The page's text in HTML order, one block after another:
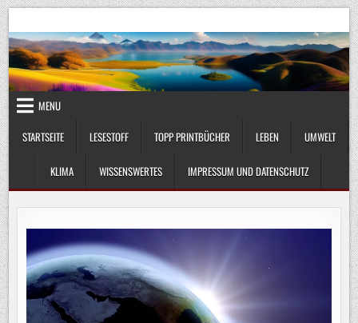
Skip
to
content
UmweltKlima.com
MENU
STARTSEITE
LESESTOFF TOPP PRINTBÜCHER LEBEN UMWELT
KLIMA WISSENSWERTES IMPRESSUM UND DATENSCHUTZ